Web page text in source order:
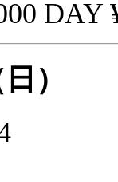
DAY
）